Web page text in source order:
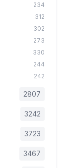
234
312
302
273
330
244
242
2807
3242
3723
3467